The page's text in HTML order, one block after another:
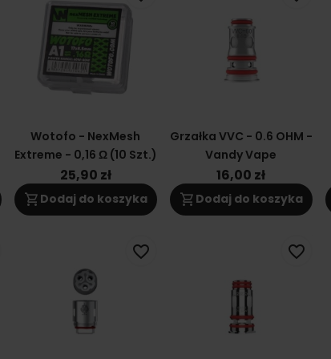
Wotofo - NexMesh
Extreme - 0,16 Ω (10 Szt.)
25,90 zł
shopping_cart Dodaj do koszyka
Grzałka VVC - 0.6 OHM -
Vandy Vape
16,00 zł
shopping_cart Dodaj do koszyka
favorite_border favorite_border